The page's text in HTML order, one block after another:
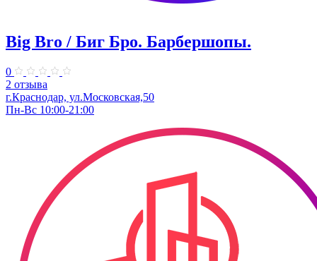
Big Bro / Биг Бро. Барбершопы.
0
2 отзыва
г.Краснодар, ул.Московская,50
Пн-Вс 10:00-21:00